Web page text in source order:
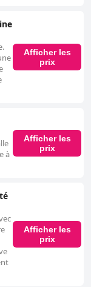
Afficher les
prix
à
Afficher les
prix
Afficher les
prix